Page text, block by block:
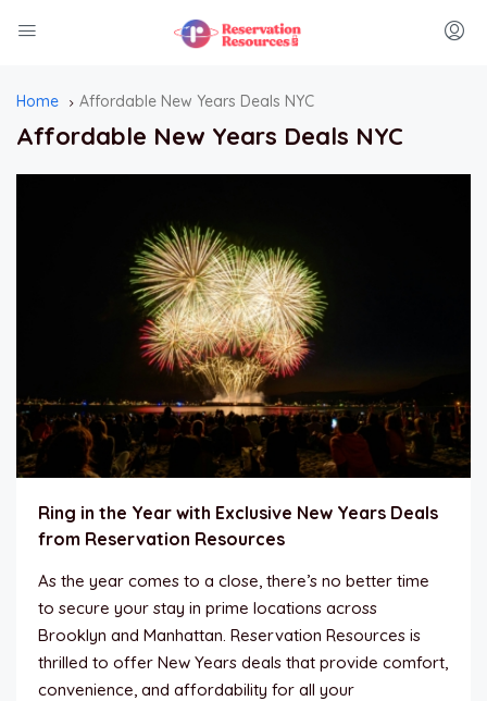
Home Affordable New Years Deals NYC
Affordable New Years Deals NYC
Ring in the Year with Exclusive New Years Deals
from Reservation Resources
As the year comes to a close, there’s no better time
to secure your stay in prime locations across
Brooklyn and Manhattan. Reservation Resources is
thrilled to offer New Years deals that provide comfort,
convenience, and affordability for all your